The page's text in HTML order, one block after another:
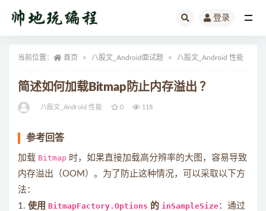
登录
当前位置： 首页 八股文_Android面试题 八股文_Android 性能
简述如何加载Bitmap防止内存溢出 ？
八股文_Android 性能 0 118
参考回答
加载 Bitmap 时，如果直接加载高分辨率的大图，容易导致
内存溢出（OOM）。为了防止这种情况，可以采取以下方
法：
1. 使用 BitmapFactory.Options 的 inSampleSize：通过